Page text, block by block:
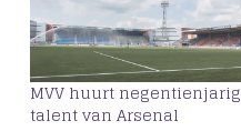
MVV huurt negentienjarig
talent van Arsenal